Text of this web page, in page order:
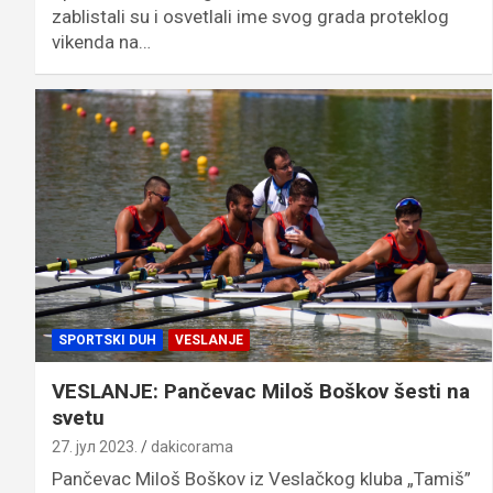
zablistali su i osvetlali ime svog grada proteklog
vikenda na…
SPORTSKI DUH VESLANJE
VESLANJE: Pančevac Miloš Boškov šesti na
svetu
27. јул 2023. dakicorama
Pančevac Miloš Boškov iz Veslačkog kluba „Tamiš”